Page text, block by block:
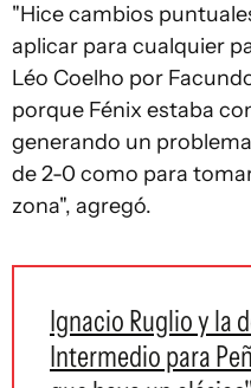
"Hice cambios
aplicar para cualquier
Léo Coelho por
porque Fénix estaba
generando un
de 2-0 como para
zona", agregó.
Ignacio Ruglio y la
Intermedio para